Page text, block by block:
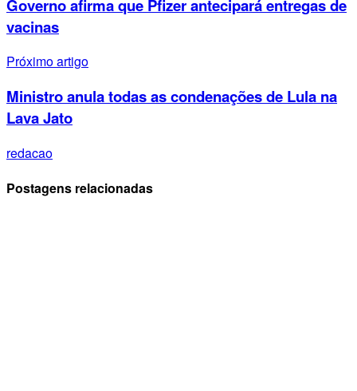
Governo afirma que Pfizer antecipará entregas de
vacinas
Próximo artigo
Ministro anula todas as condenações de Lula na
Lava Jato
redacao
Postagens relacionadas